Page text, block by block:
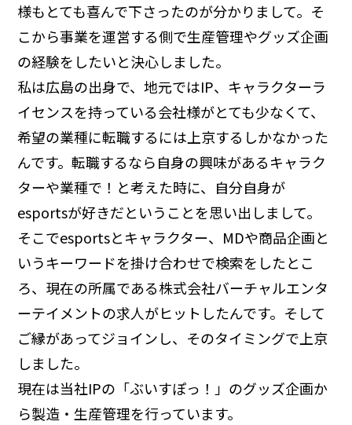
様もとても喜んで下さったのが分かりまして。そ
こから事業を運営する側で生産管理やグッズ企画
の経験をしたいと決心しました。
私は広島の出身で、地元ではIP、キャラクターラ
イセンスを持っている会社様がとても少なくて、
希望の業種に転職するには上京するしかなかった
んです。転職するなら自身の興味があるキャラク
ターや業種で！と考えた時に、自分自身が
esportsが好きだということを思い出しまして。
そこでesportsとキャラクター、MDや商品企画と
いうキーワードを掛け合わせで検索をしたとこ
ろ、現在の所属である株式会社バーチャルエンタ
ーテイメントの求人がヒットしたんです。そして
ご縁があってジョインし、そのタイミングで上京
しました。
現在は当社IPの「ぶいすぽっ！」のグッズ企画か
ら製造・生産管理を行っています。